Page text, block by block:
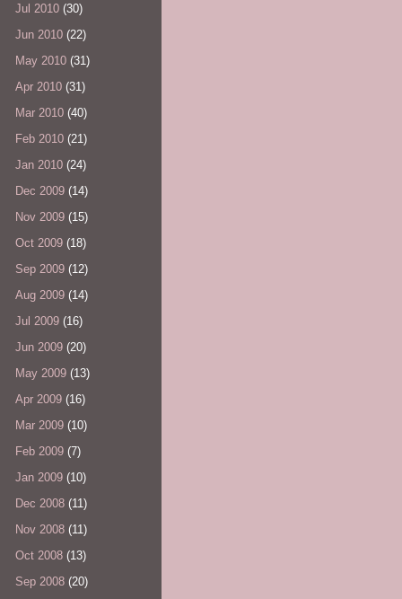
Jul 2010 (30)
Jun 2010 (22)
May 2010 (31)
Apr 2010 (31)
Mar 2010 (40)
Feb 2010 (21)
Jan 2010 (24)
Dec 2009 (14)
Nov 2009 (15)
Oct 2009 (18)
Sep 2009 (12)
Aug 2009 (14)
Jul 2009 (16)
Jun 2009 (20)
May 2009 (13)
Apr 2009 (16)
Mar 2009 (10)
Feb 2009 (7)
Jan 2009 (10)
Dec 2008 (11)
Nov 2008 (11)
Oct 2008 (13)
Sep 2008 (20)